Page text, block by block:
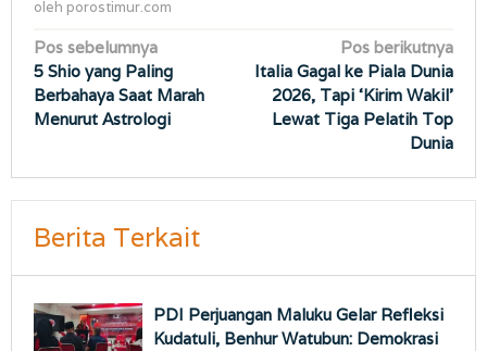
oleh porostimur.com
Navigasi
pos
Pos sebelumnya
5 Shio yang Paling
Berbahaya Saat Marah
Menurut Astrologi
Pos berikutnya
Italia Gagal ke Piala Dunia
2026, Tapi ‘Kirim Wakil’
Lewat Tiga Pelatih Top
Dunia
Berita Terkait
PDI Perjuangan Maluku Gelar Refleksi
Kudatuli, Benhur Watubun: Demokrasi